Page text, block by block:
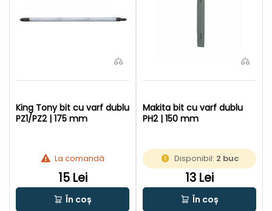
King Tony bit cu varf dublu
PZ1/PZ2 | 175 mm
La comandă
15 Lei
În coș
Makita bit cu varf dublu
PH2 | 150 mm
Disponibil: 2 buc
13 Lei
În coș